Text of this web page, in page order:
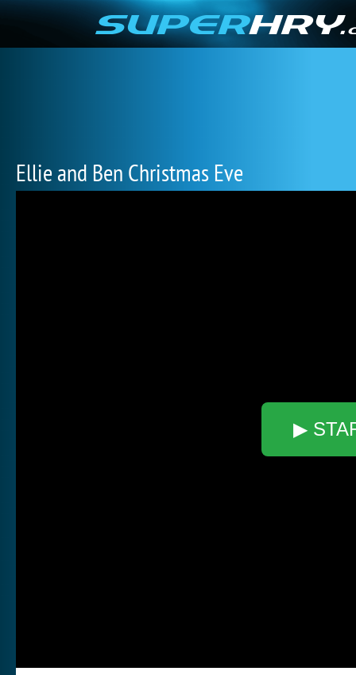
Ellie and Ben Christmas Eve
▶